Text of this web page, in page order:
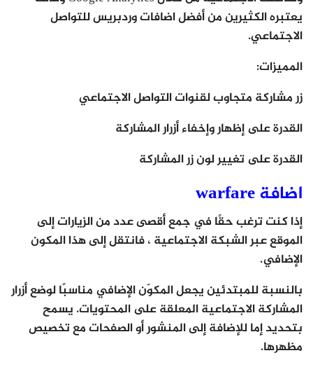
يعتبره الكثيرين من أفضل اضافات وردبريس للتواصل
الاجتماعي.
المميزات:
زر مشاركة متجاوب لقنوات التواصل الاجتماعي
القدرة على إظهار وإخفاء أزرار المشاركة
القدرة على تغيير لون زر المشاركة
اضافة warfare
إذا كنت ترغب حقًا في جمع أقصى عدد من الزيارات إلى
الموقع عبر الشبكة الاجتماعية ، فانتقل إلى هذا المكون
الإضافي.
بالنسبة للمبتدئين يجعل المكوّن الإضافي مناسبًا لوضع أزرار
المشاركة الاجتماعية المعلقة على المحتويات. يسمح
بتحديد إما للإضافة إلى المنشور أو الصفحات مع تخصيص
مظهرها.